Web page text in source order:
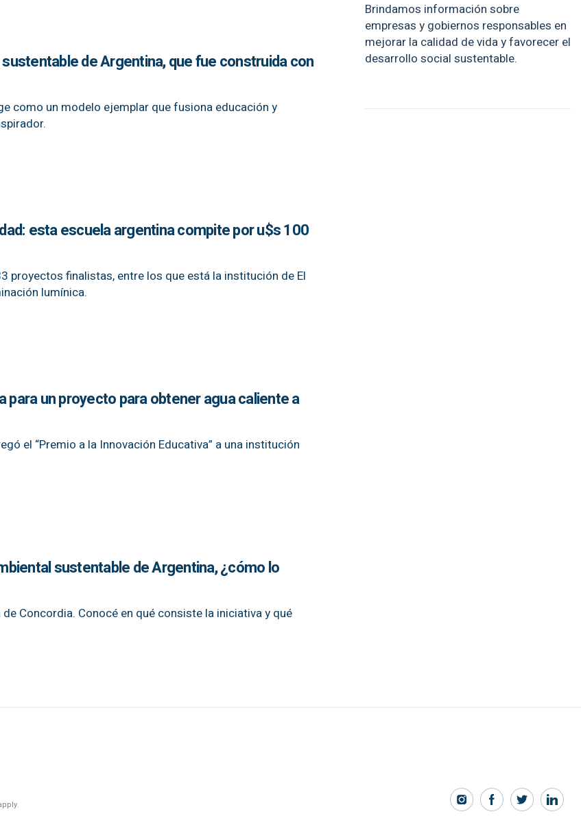
de Argentina, que fue construida con
como un modelo ejemplar que fusiona educación y
esta escuela argentina compite por u$s 100
proyectos finalistas, entre los que está la institución de El
lumínica.
para un proyecto para obtener agua caliente a
el “Premio a la Innovación Educativa” a una institución
sustentable de Argentina, ¿cómo lo
Concordia. Conocé en qué consiste la iniciativa y qué
Brindamos información sobre
empresas y gobiernos responsables en
mejorar la calidad de vida y favorecer el
desarrollo social sustentable.